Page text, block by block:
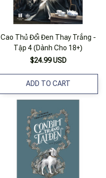
Cao Thủ Đổi Đen Thay Trắng -
Tập 4 (Dành Cho 18+)
$24.99 USD
ADD TO CART